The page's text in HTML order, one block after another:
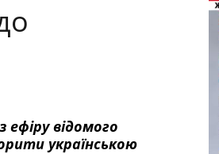
відомого
українською